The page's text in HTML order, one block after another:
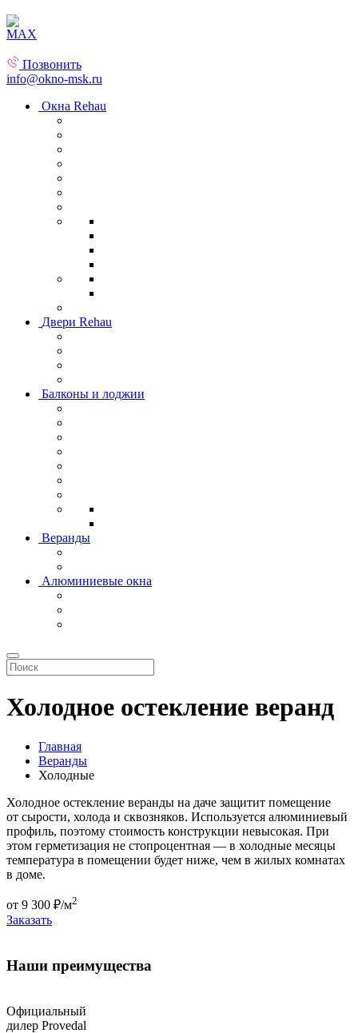
Позвонить
info@okno-msk.ru
Окна Rehau
Двери Rehau
Балконы и лоджии
Веранды
Алюминиевые окна
Холодное остекление веранд
Главная
Веранды
Холодные
Холодное остекление веранды на даче защитит помещение
от сырости, холода и сквозняков. Используется алюминиевый
профиль, поэтому стоимость конструкции невысокая. При
этом герметизация не стопроцентная — в холодные месяцы
температура в помещении будет ниже, чем в жилых комнатах
в доме.
от 9 300 ₽/м2
Заказать
Наши преимущества
Официальный
дилер Provedal